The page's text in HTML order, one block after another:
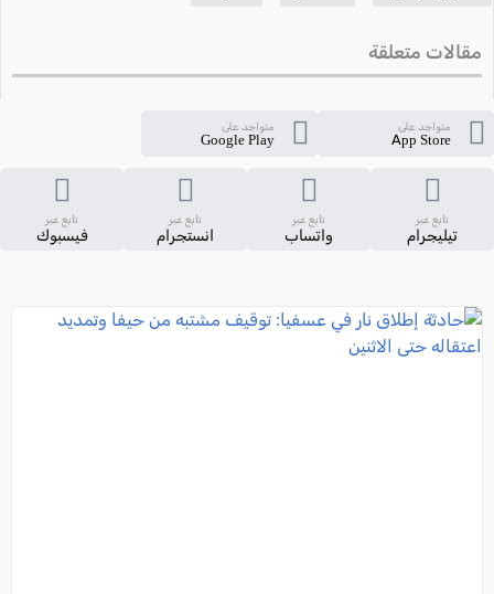
مقالات متعلقة
متواجد على
App Store
متواجد على
Google Play
تابع عبر
تيليجرام
تابع عبر
واتساب
تابع عبر
انستجرام
تابع عبر
فيسبوك